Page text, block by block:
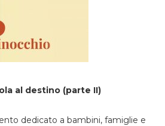
al destino (parte II)
dedicato a bambini, famiglie e